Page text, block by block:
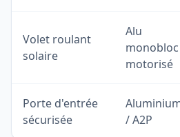
Volet roulant
solaire
Alu
monobloc
motorisé
Porte d'entrée
sécurisée
/ A2P